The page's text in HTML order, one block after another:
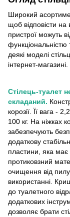
Широкий
щоб відповісти на
пристрої можуть
деякі моделі
інтернет-магазині.
Стілець-туалет
складаний.
корозії. Її вага -
100 кг. На ніжках
забезпечують
додаткову
пластини, яка має
протиковзний
очищення від
використанні.
до туалетного
додаткових
дозволяє брати